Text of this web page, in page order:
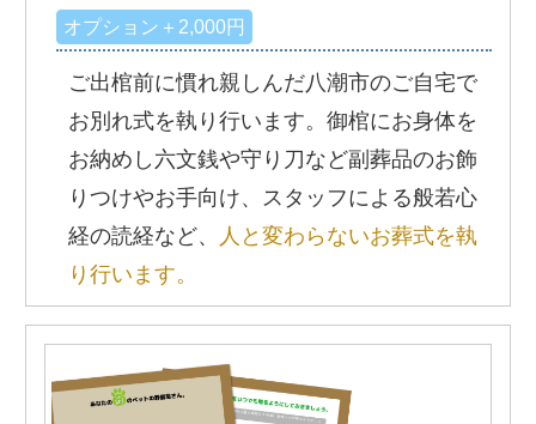
オプション＋2,000円
ご出棺前に慣れ親しんだ八潮市のご自宅で
お別れ式を執り行います。御棺にお身体を
お納めし六文銭や守り刀など副葬品のお飾
りつけやお手向け、スタッフによる般若心
経の読経など、
人と変わらないお葬式を執
り行います。